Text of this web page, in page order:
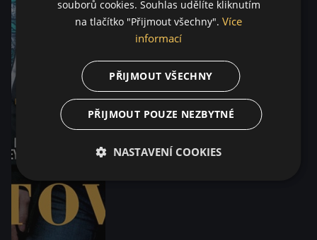
souborů cookies. Souhlas udělíte kliknutím
na tlačítko "Přijmout všechny". Více
informací
PŘIJMOUT VŠECHNY
PŘIJMOUT POUZE NEZBYTNÉ
NASTAVENÍ COOKIES